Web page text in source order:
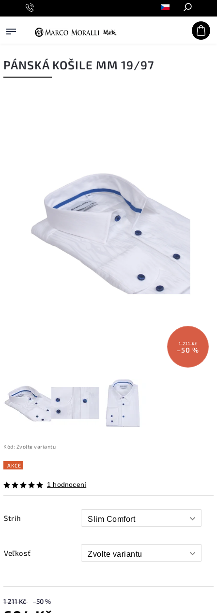
Hledat
PÁNSKÁ KOŠILE MM 19/97
1 211 Kč
–50 %
Kód: Zvolte variantu
AKCE
1 hodnocení
Strih
Veľkosť
1 211 Kč –50 %